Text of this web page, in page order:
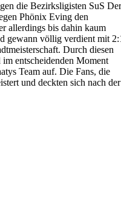
die Bezirksligisten SuS
Phönix Eving den
allerdings bis dahin kaum
gewann völlig verdient mit
Durch diesen
entscheidenden Moment
Team auf. Die Fans, die
und deckten sich nach der